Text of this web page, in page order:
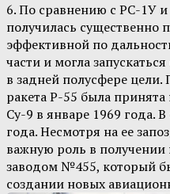
6. По сравнению с РС-1У
получилась существенно
эффективной по
части и могла
в задней полусфере
ракета Р-55 была
Су-9 в январе 1969 года.
года. Несмотря на ее
важную роль в получении
заводом №455, который
создании новых